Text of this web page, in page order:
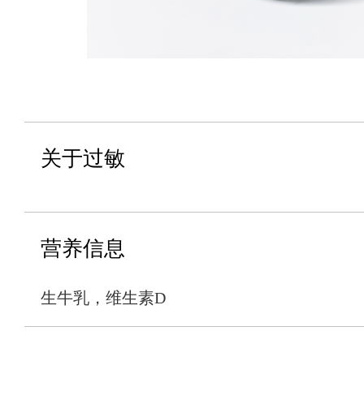
关于过敏
营养信息
生牛乳，维生素D